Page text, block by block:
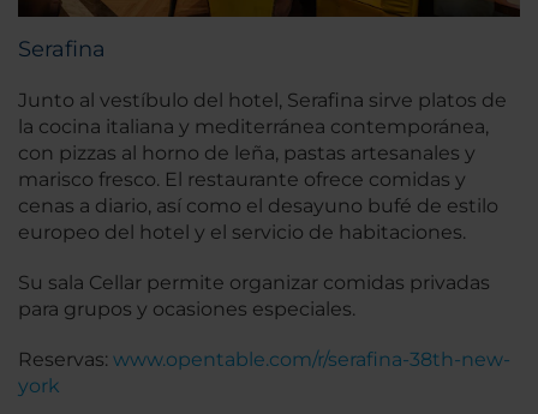
Serafina
Junto al vestíbulo del hotel, Serafina sirve platos de
la cocina italiana y mediterránea contemporánea,
con pizzas al horno de leña, pastas artesanales y
marisco fresco. El restaurante ofrece comidas y
cenas a diario, así como el desayuno bufé de estilo
europeo del hotel y el servicio de habitaciones.
Su sala Cellar permite organizar comidas privadas
para grupos y ocasiones especiales.
Reservas: www.opentable.com/r/serafina-38th-new-
york